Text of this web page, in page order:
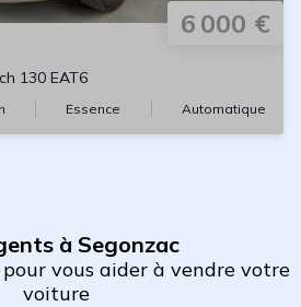
6 000 €
130 EAT6
Essence Automatique
à Segonzac
vous aider à vendre votre
voiture